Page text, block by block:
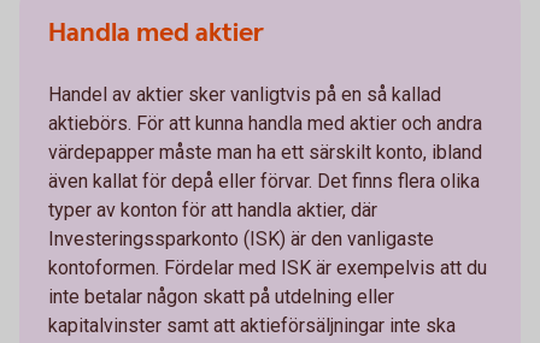
Handla med aktier
Handel av aktier sker vanligtvis på en så kallad
aktiebörs. För att kunna handla med aktier och andra
värdepapper måste man ha ett särskilt konto, ibland
även kallat för depå eller förvar. Det finns flera olika
typer av konton för att handla aktier, där
Investeringssparkonto (ISK) är den vanligaste
kontoformen. Fördelar med ISK är exempelvis att du
inte betalar någon skatt på utdelning eller
kapitalvinster samt att aktieförsäljningar inte ska